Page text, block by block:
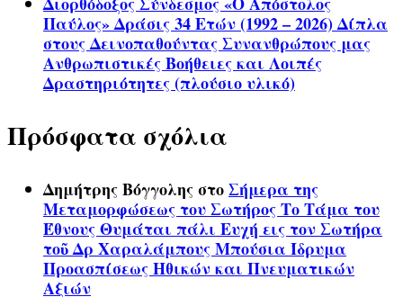
Παύλος» Δράσις 34 Ετών (1992 – 2026) Δίπλα
στους Δεινοπαθούντας Συνανθρώπους μας
Ανθρωπιστικές Βοήθειες και Λοιπές
Δραστηριότητες (πλούσιο υλικό)
Πρόσφατα σχόλια
Δημήτρης ΒόγγοληςστοΣήμερα της
Μεταμορφώσεως του Σωτήρος Το Τάμα του
Έθνους Θυμάται πάλι Ευχή εις τον Σωτήρα
τοῦ Δρ Χαραλάμπους Μπούσια Ίδρυμα
Προασπίσεως Ηθικών και Πνευματικών
Αξιών